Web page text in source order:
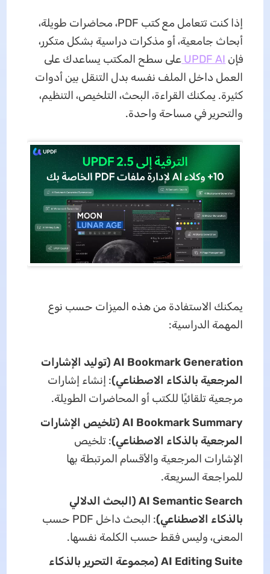
إذا كنت تتعامل مع كتب PDF، محاضرات طويلة،
أبحاث جامعية، أو مذكرات دراسية بشكل متكرر،
فإن UPDF AI على سطح المكتب يساعدك على
العمل داخل الملف نفسه بدل التنقل بين أدوات
كثيرة. يمكنك القراءة، البحث، التلخيص، التنظيم،
والتحرير في مساحة واحدة.
يمكنك الاستفادة من هذه الميزات حسب نوع
المهمة الدراسية:
AI Bookmark Generation (توليد الإشارات
المرجعية بالذكاء الاصطناعي): إنشاء إشارات
مرجعية تلقائيًا للكتب أو المحاضرات الطويلة.
AI Bookmark Summary (تلخيص الإشارات
المرجعية بالذكاء الاصطناعي): تلخيص
الإشارات المرجعية والأقسام المرتبطة بها
للمراجعة السريعة.
AI Semantic Search (البحث الدلالي
بالذكاء الاصطناعي)
: البحث داخل PDF حسب
المعنى، وليس فقط حسب الكلمة نفسها.
AI Editing Suite (مجموعة التحرير بالذكاء